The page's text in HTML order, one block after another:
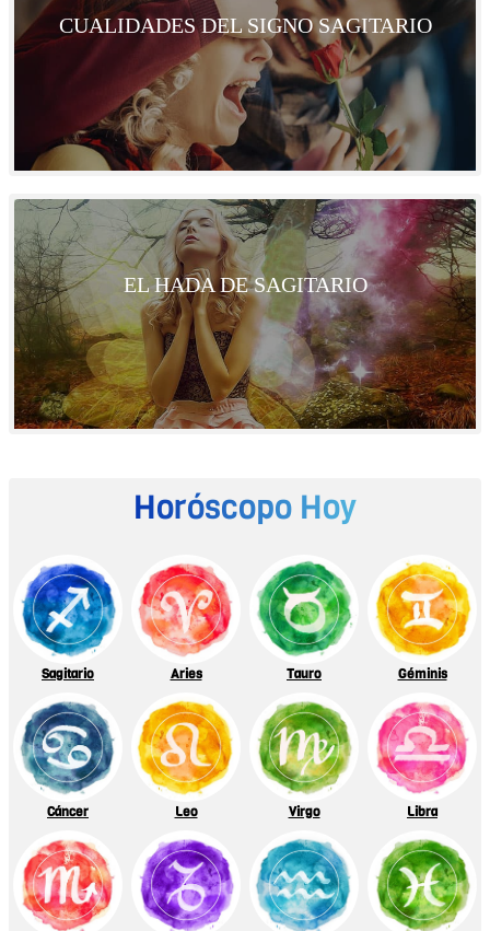
CUALIDADES DEL SIGNO SAGITARIO
EL HADA DE SAGITARIO
Horóscopo Hoy
Sagitario Aries Tauro Géminis
Cáncer Leo Virgo Libra